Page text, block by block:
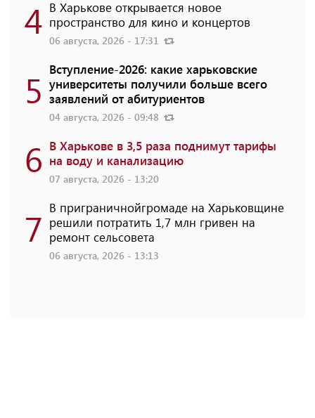
4 В Харькове открывается новое
пространство для кино и концертов
06 августа, 2026 - 17:31
5 Вступление-2026: какие харьковские
университеты получили больше всего
заявлений от абитуриентов
04 августа, 2026 - 09:48
6 В Харькове в 3,5 раза поднимут тарифы
на воду и канализацию
07 августа, 2026 - 13:20
7 В приграничнойгромаде на Харьковщине
решили потратить 1,7 млн ​​гривен на
ремонт сельсовета
06 августа, 2026 - 13:13